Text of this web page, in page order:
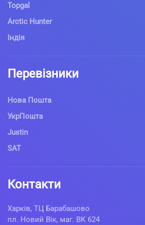
Topgal
Arctic Hunter
Індія
Перевізники
Нова Пошта
УкрПошта
Justin
SAT
Контакти
Харків, ТЦ Барабашово
пл. Новий Вік, маг. ВК 624